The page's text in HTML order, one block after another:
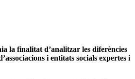
la finalitat d’analitzar les diferències
i entitats socials expertes i